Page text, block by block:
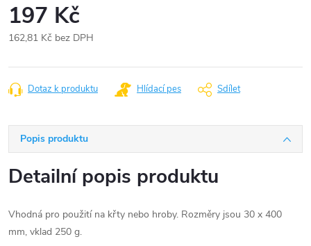
197 Kč
162,81 Kč bez DPH
cena:
Dotaz k produktu Hlídací pes Sdílet
Popis produktu
Detailní popis produktu
Vhodná pro použití na křty nebo hroby. Rozměry jsou 30 x 400
mm, vklad 250 g.